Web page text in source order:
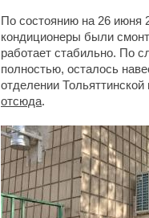
По состоянию на 26 июня
кондиционеры были
работает стабильно. По
полностью, осталось
отделении
отсюда.